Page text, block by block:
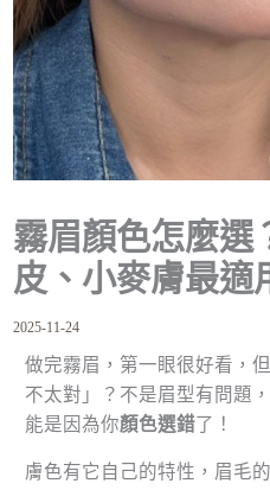
霧眉顏色怎麼選
皮、小麥膚最適
2025-11-24
做完霧眉，第一眼很好看，
不太對」？不是眉型有問題
能是因為你顏色選錯了！
膚色有它自己的特性，眉毛